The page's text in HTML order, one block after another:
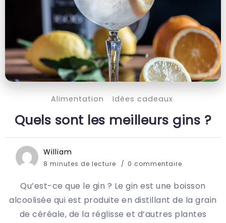
Alimentation Idées cadeaux
Quels sont les meilleurs gins ?
William
8 minutes de lecture 0 commentaire
Qu’est-ce que le gin ? Le gin est une boisson
alcoolisée qui est produite en distillant de la grain
de céréale, de la réglisse et d’autres plantes